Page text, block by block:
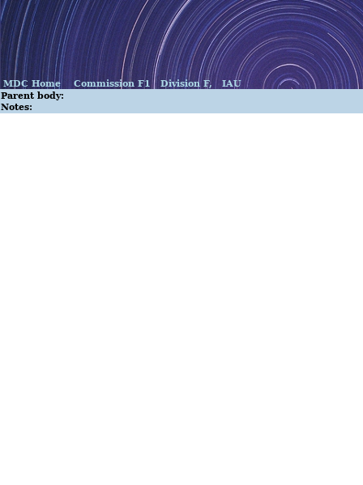
MDC Home Commission F1 Division F,
IAU
Parent body:
Notes: